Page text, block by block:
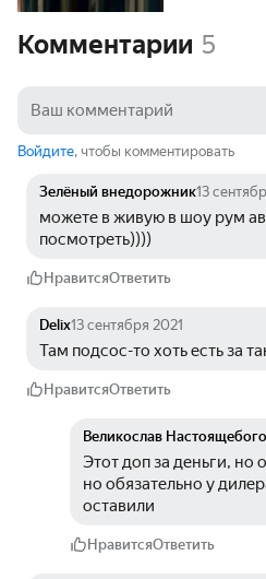
Комментарии 5
Войдите, чтобы комментировать
Зелёный внедорожник13
можете в живую в шоу рум
посмотреть))))
НравитсяОтветить
Delix13 сентября 2021
Там подсос-то хоть есть за
НравитсяОтветить
Великослав
Этот доп за деньги, но
но обязательно у
оставили
НравитсяОтветить